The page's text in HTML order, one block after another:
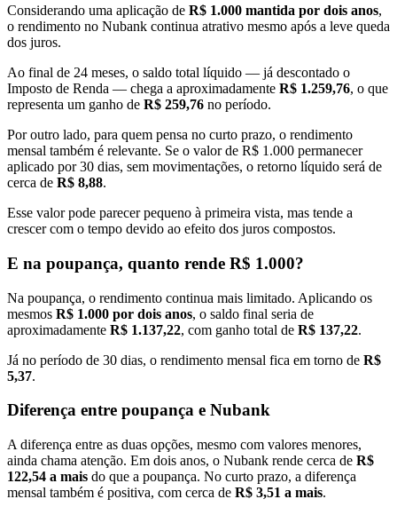
Considerando uma aplicação de R$ 1.000 mantida por dois anos,
o rendimento no Nubank continua atrativo mesmo após a leve queda
dos juros.
Ao final de 24 meses, o saldo total líquido — já descontado o
Imposto de Renda — chega a aproximadamente R$ 1.259,76, o que
representa um ganho de R$ 259,76 no período.
Por outro lado, para quem pensa no curto prazo, o rendimento
mensal também é relevante. Se o valor de R$ 1.000 permanecer
aplicado por 30 dias, sem movimentações, o retorno líquido será de
cerca de R$ 8,88.
Esse valor pode parecer pequeno à primeira vista, mas tende a
crescer com o tempo devido ao efeito dos juros compostos.
E na poupança, quanto rende R$ 1.000?
Na poupança, o rendimento continua mais limitado. Aplicando os
mesmos R$ 1.000 por dois anos, o saldo final seria de
aproximadamente R$ 1.137,22, com ganho total de R$ 137,22.
Já no período de 30 dias, o rendimento mensal fica em torno de R$
5,37.
Diferença entre poupança e Nubank
A diferença entre as duas opções, mesmo com valores menores,
ainda chama atenção. Em dois anos, o Nubank rende cerca de R$
122,54 a mais do que a poupança. No curto prazo, a diferença
mensal também é positiva, com cerca de R$ 3,51 a mais.